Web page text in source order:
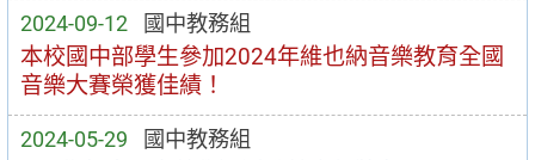
2024-09-12 國中教務組
本校國中部學生參加2024年維也納音樂教育全國
音樂大賽榮獲佳績！
2024-05-29 國中教務組